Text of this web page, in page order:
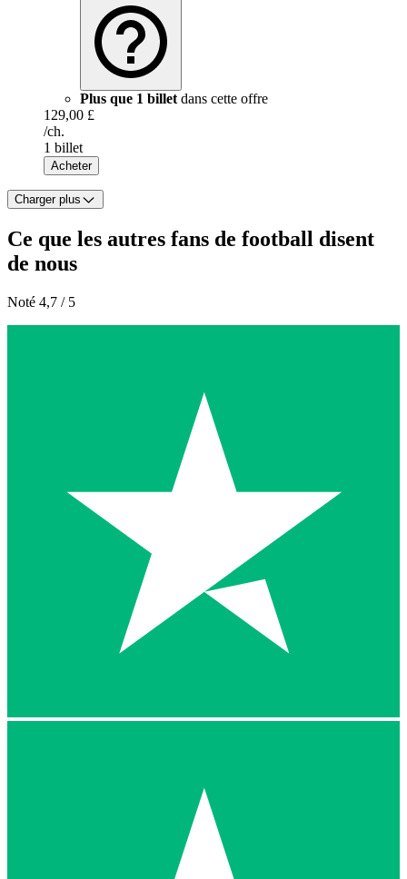
Plus que 1 billet dans cette offre
129,00 £
/ch.
1 billet
Acheter
Charger plus
Ce que les autres fans de football disent
de nous
Noté 4,7 / 5